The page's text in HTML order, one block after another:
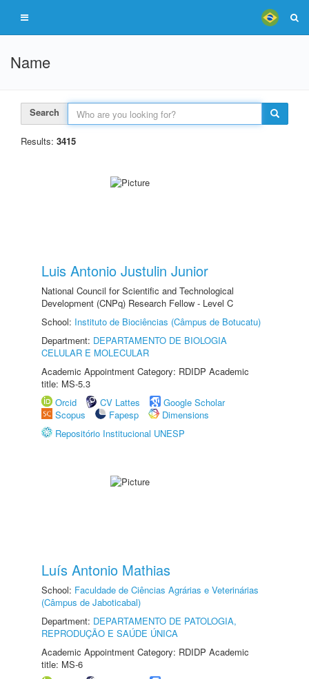
Name
Search
Results: 3415
Luis Antonio Justulin Junior
National Council for Scientific and Technological
Development (CNPq) Research Fellow - Level C
School: Instituto de Biociências (Câmpus de Botucatu)
Department: DEPARTAMENTO DE BIOLOGIA
CELULAR E MOLECULAR
Academic Appointment Category: RDIDP Academic
title: MS-5.3
Orcid
CV Lattes
Google Scholar
Scopus
Fapesp
Dimensions
Repositório Institucional UNESP
Luís Antonio Mathias
School: Faculdade de Ciências Agrárias e Veterinárias
(Câmpus de Jaboticabal)
Department: DEPARTAMENTO DE PATOLOGIA,
REPRODUÇÃO E SAÚDE ÚNICA
Academic Appointment Category: RDIDP Academic
title: MS-6